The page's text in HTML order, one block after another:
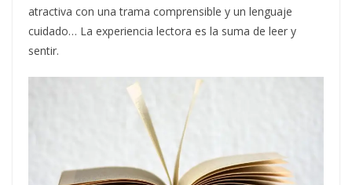
atractiva con una trama comprensible y un lenguaje
cuidado… La experiencia lectora es la suma de leer y
sentir.